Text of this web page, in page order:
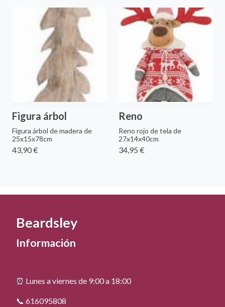
Figura árbol
Figura árbol de madera de
25x15x78cm
43,90 €
Reno
Reno rojo de tela de
27x14x40cm
34,95 €
Beardsley
Información
⏰ Lunes a viernes de 9:00 a 18:00
📞 616095808